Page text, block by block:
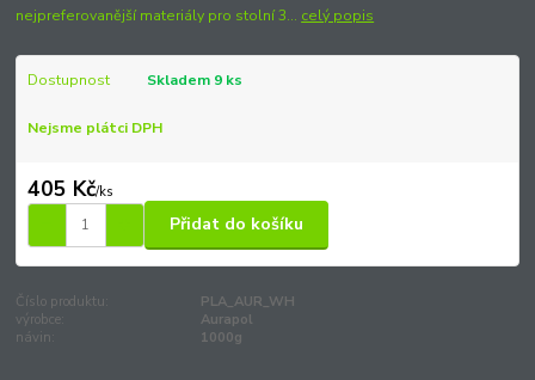
nejpreferovanější materiály pro stolní 3... celý popis
Dostupnost Skladem 9 ks
Nejsme plátci DPH
405 Kč/ks
Přidat do košíku
Číslo produktu:
PLA_AUR_WH
výrobce:
Aurapol
návin:
1000g